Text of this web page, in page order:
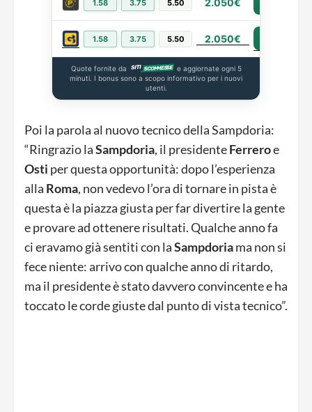
1.58 3.75 5.50 2.050€
1.58 3.75 5.50 2.050€
Quote fornite da
e aggiornate ogni 5
minuti. I bonus sono a scopo informativo per i nuovi
utenti.
Poi la parola al nuovo tecnico della Sampdoria:
“Ringrazio laSampdoria, il presidenteFerreroe
Osti per questa opportunità: dopo l’esperienza
alla Roma, non vedevo l’ora di tornare in pista è
questa è la piazza giusta per far divertire la gente
e provare ad ottenere risultati. Qualche anno fa
ci eravamo già sentiti con laSampdoriama non si
fece niente: arrivo con qualche anno di ritardo,
ma il presidente è stato davvero convincente e ha
toccato le corde giuste dal punto di vista tecnico”.